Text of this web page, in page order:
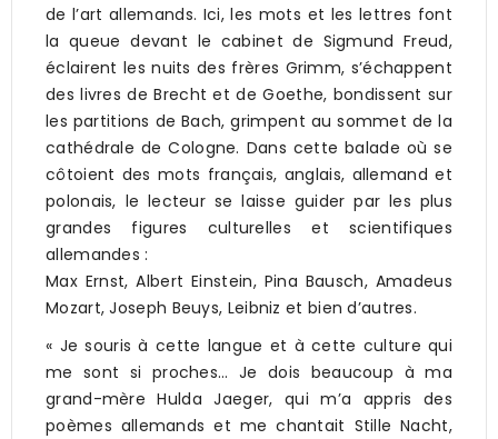
de l’art allemands. Ici, les mots et les lettres font
la queue devant le cabinet de Sigmund Freud,
éclairent les nuits des frères Grimm, s’échappent
des livres de Brecht et de Goethe, bondissent sur
les partitions de Bach, grimpent au sommet de la
cathédrale de Cologne. Dans cette balade où se
côtoient des mots français, anglais, allemand et
polonais, le lecteur se laisse guider par les plus
grandes figures culturelles et scientifiques
allemandes :
Max Ernst, Albert Einstein, Pina Bausch, Amadeus
Mozart, Joseph Beuys, Leibniz et bien d’autres.
« Je souris à cette langue et à cette culture qui
me sont si proches… Je dois beaucoup à ma
grand-mère Hulda Jaeger, qui m’a appris des
poèmes allemands et me chantait Stille Nacht,